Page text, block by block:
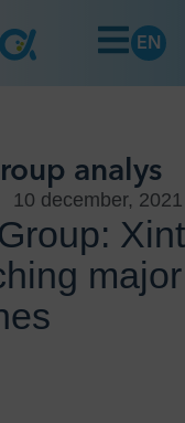
EN
analys
10 december, 2021
major